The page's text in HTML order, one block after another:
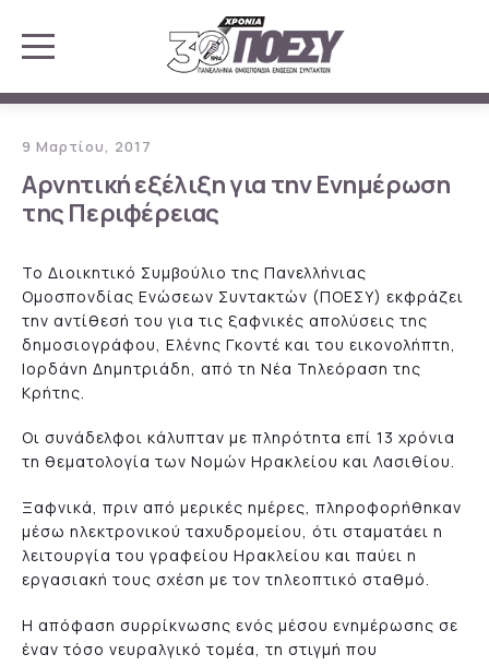
9 Μαρτίου, 2017
Αρνητική εξέλιξη για την Ενημέρωση
της Περιφέρειας
Το Διοικητικό Συμβούλιο της Πανελλήνιας
Ομοσπονδίας Ενώσεων Συντακτών (ΠΟΕΣΥ) εκφράζει
την αντίθεσή του για τις ξαφνικές απολύσεις της
δημοσιογράφου, Ελένης Γκοντέ και του εικονολήπτη,
Ιορδάνη Δημητριάδη, από τη Νέα Τηλεόραση της
Κρήτης.
Οι συνάδελφοι κάλυπταν με πληρότητα επί 13 χρόνια
τη θεματολογία των Νομών Ηρακλείου και Λασιθίου.
Ξαφνικά, πριν από μερικές ημέρες, πληροφορήθηκαν
μέσω ηλεκτρονικού ταχυδρομείου, ότι σταματάει η
λειτουργία του γραφείου Ηρακλείου και παύει η
εργασιακή τους σχέση με τον τηλεοπτικό σταθμό.
Η απόφαση συρρίκνωσης ενός μέσου ενημέρωσης σε
έναν τόσο νευραλγικό τομέα, τη στιγμή που